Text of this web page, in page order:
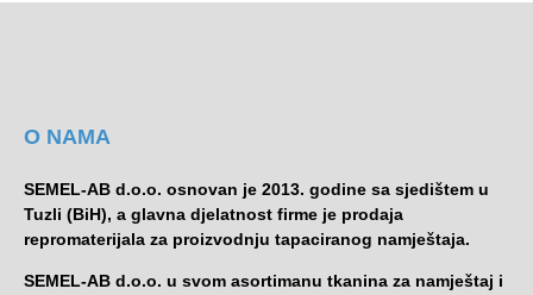
O NAMA
SEMEL-AB d.o.o. osnovan je 2013. godine sa sjedištem u
Tuzli (BiH), a glavna djelatnost firme je prodaja
repromaterijala za proizvodnju tapaciranog namještaja.
SEMEL-AB d.o.o. u svom asortimanu tkanina za namještaj i